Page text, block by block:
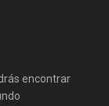
encontrar